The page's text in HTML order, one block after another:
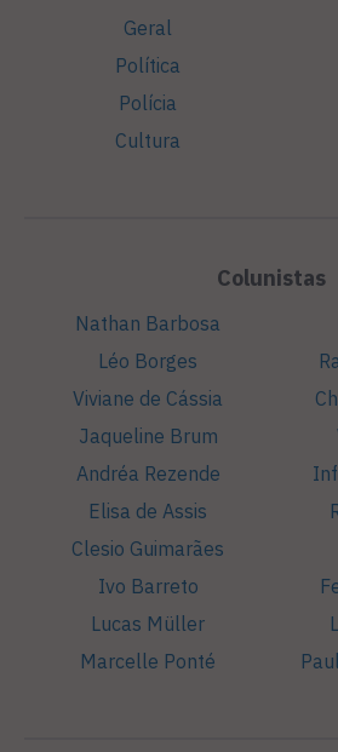
Geral
Política
Polícia
Cultura
Colunistas
Nathan Barbosa
Léo Borges
Viviane de Cássia
Jaqueline Brum
Andréa Rezende
Elisa de Assis
Clesio Guimarães
Ivo Barreto
Lucas Müller
Marcelle Ponté